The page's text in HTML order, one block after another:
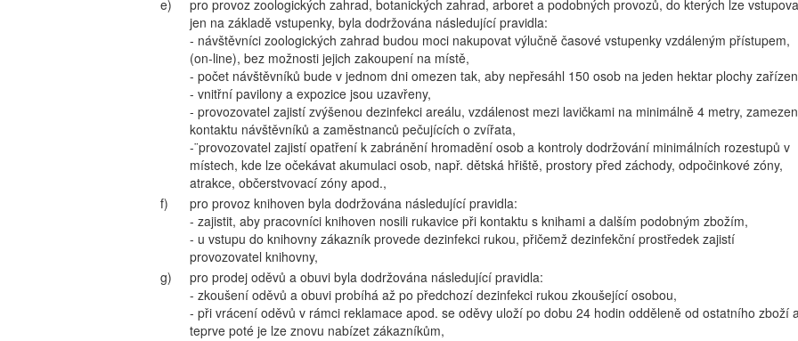
e)
pro provoz zoologických zahrad, botanických zahrad, arboret a podobných provozů, do kterých lze
jen na základě vstupenky, byla dodržována následující pravidla:
- návštěvníci zoologických zahrad budou moci nakupovat výlučně časové vstupenky vzdáleným přístupem,
(on-line), bez možnosti jejich zakoupení na místě,
- počet návštěvníků bude v jednom dni omezen tak, aby nepřesáhl 150 osob na jeden hektar plochy
- vnitřní pavilony a expozice jsou uzavřeny,
- provozovatel zajistí zvýšenou dezinfekci areálu, vzdálenost mezi lavičkami na minimálně 4 metry,
kontaktu návštěvníků a zaměstnanců pečujících o zvířata,
-¨provozovatel zajistí opatření k zabránění hromadění osob a kontroly dodržování minimálních rozestupů v
místech, kde lze očekávat akumulaci osob, např. dětská hřiště, prostory před záchody, odpočinkové zóny,
atrakce, občerstvovací zóny apod.,
f)
pro provoz knihoven byla dodržována následující pravidla:
- zajistit, aby pracovníci knihoven nosili rukavice při kontaktu s knihami a dalším podobným zbožím,
- u vstupu do knihovny zákazník provede dezinfekci rukou, přičemž dezinfekční prostředek zajistí
provozovatel knihovny,
g)
pro prodej oděvů a obuvi byla dodržována následující pravidla:
- zkoušení oděvů a obuvi probíhá až po předchozí dezinfekci rukou zkoušející osobou,
- při vrácení oděvů v rámci reklamace apod. se oděvy uloží po dobu 24 hodin odděleně od ostatního zboží
teprve poté je lze znovu nabízet zákazníkům,